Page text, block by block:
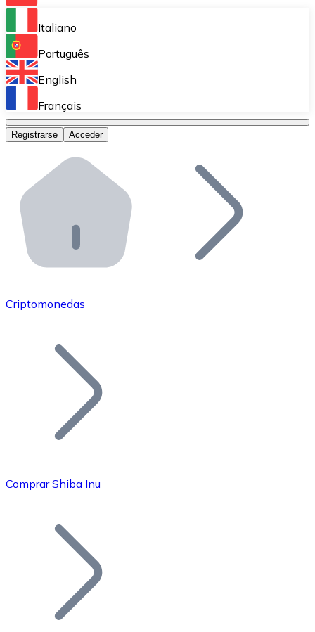
Bitnovo Ramp
Integra nuestra solución en tu plataforma.
Bitnovo Giftcards
Bitnovo OTC
Bitnovo ATM
Integra un ATM Bitnovo en tu negocio y permite que
Bitnovo API
Integra nuestra API en tu ecosistema.
Únete a nuestra red de distribuidores.
Añade tu proyecto a nuestro ecosistema.
Bitcoin
Italiano
Português
English
Français
Registrarse Acceder
Criptomonedas
Comprar Shiba Inu